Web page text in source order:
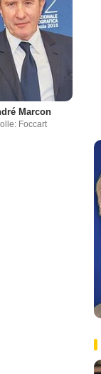
Marcon
Foccart